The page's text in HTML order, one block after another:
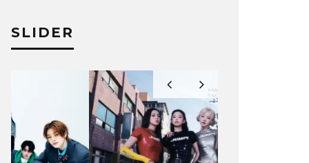
SLIDER